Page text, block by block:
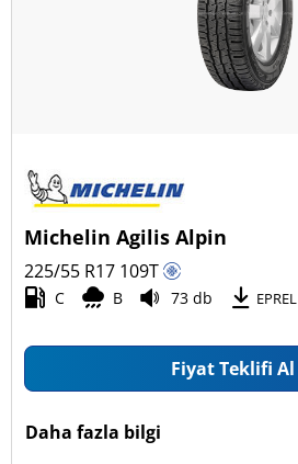
Dört mevsim (25)
Binek (114)
Ticari (9)
Karavan (0)
Michelin Agilis Alpin
225/55 R17 109T
C B 73 db EPREL
Fiyat Teklifi Al
Daha fazla bilgi